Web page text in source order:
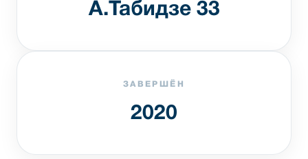
А.Табидзе 33
ЗАВЕРШЁН
2020